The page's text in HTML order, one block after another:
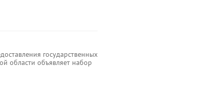
государственных
области объявляет набор